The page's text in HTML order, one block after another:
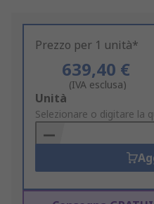
Prezzo per 1 unità*
639,40 €
(IVA esclusa)
Add
to
Basket
Unità
Selezionare o digitare la